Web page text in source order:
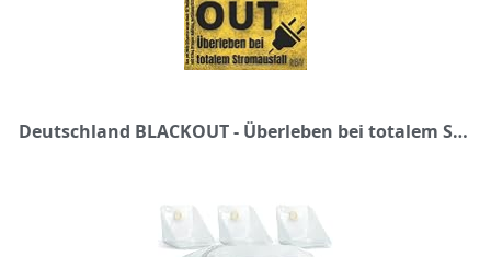
Deutschland BLACKOUT - Überleben bei totalem Stromausfall: Das perfekte Krisenvorsorge Buch für Notfall Ausrüstung, Katastrophenschutz und Krieg (Prepper Nahrung, Notfallausrüstung, Vorsorge)